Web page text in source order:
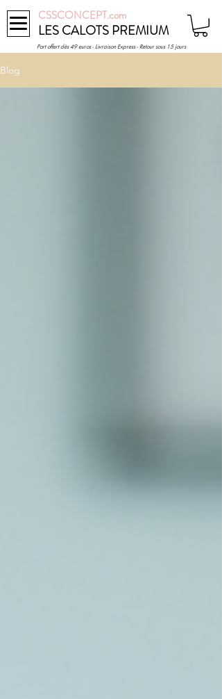
CSSCONCEPT.com
LES CALOTS PREMIUM
Port offert dès 49 euros - Livraison Express - Retour sous 15 jours
Blog